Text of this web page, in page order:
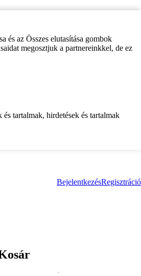
és az Összes elutasítása gombok
megosztjuk a partnereinkkel, de ez
tartalmak, hirdetések és tartalmak
BejelentkezésRegisztráció